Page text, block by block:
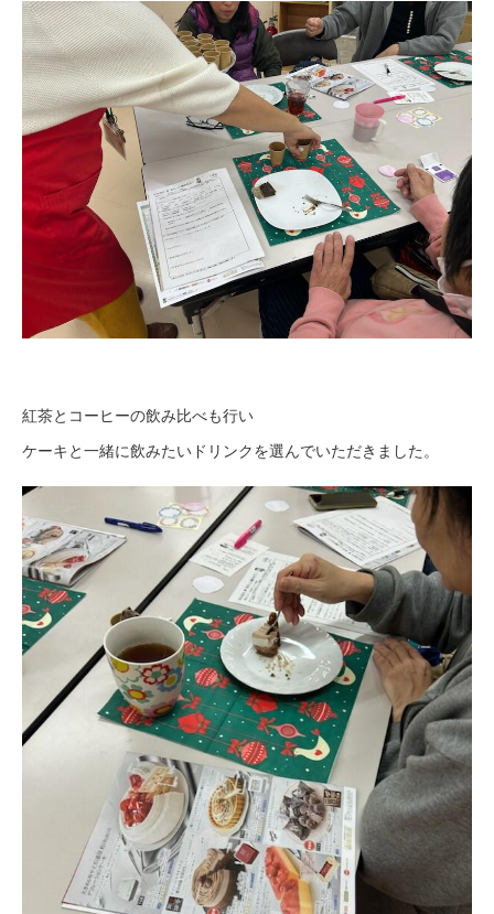
紅茶とコーヒーの飲み比べも行い
ケーキと一緒に飲みたいドリンクを選んでいただきました。